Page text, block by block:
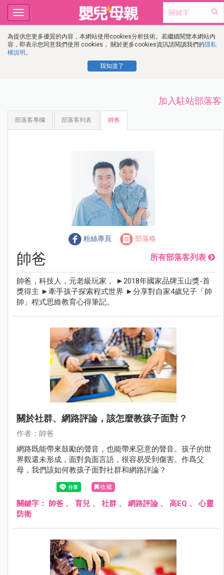
為提供您更多優質的內容，本網站使用cookies分析技術。若繼續閱覽本網站內
容，即表示您同意我們使用 cookies， 關於更多cookies資訊請閱讀我們的隱私
權說明 。
我知道了
Toggle
navigation
加入駐站部落客
部落客專欄 部落客列表 帥爸
粉絲專頁 部落格
帥爸 所有部落客列表
帥爸，科技人，元老級玩家， ►2018年國家品牌玉山獎-首
獎得主 ►牽手孩子探索程式世界 ►分享對自家4歲兒子「帥
帥」程式思維教育心得筆記。
關於社群、網路評論，該怎麼教孩子面對？
作者：帥爸
網路既能帶來鼓勵的聲音，也能帶來惡意的聲音。孩子的世
界觀還未形成，面對負面言語，很容易受到傷害。作爲父
母，我們該如何教孩子面對社群和網路評論？
收藏
關鍵字： 帥爸 、 育兒 、 社群 、 網路評論、 高EQ 、心靈
防衛